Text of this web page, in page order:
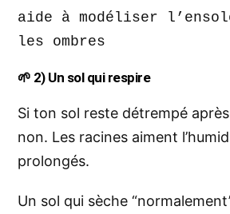
aide à modéliser
les ombres
🌱 2) Un sol qui respire
Si ton sol reste détrempé après
non. Les racines aiment
prolongés.
Un sol qui sèche